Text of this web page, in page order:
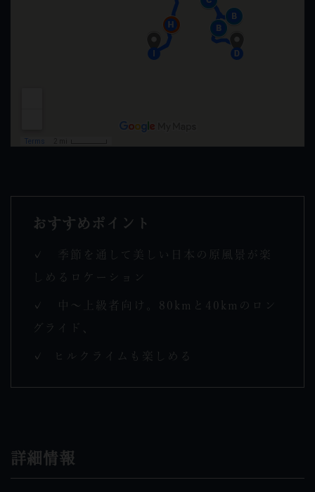
おすすめポイント
✓ 季節を通して美しい日本の原風景が楽
しめるロケーション
✓ 中～上級者向け。80kmと40kmのロン
グライド、
✓ ヒルクライムも楽しめる
詳細情報